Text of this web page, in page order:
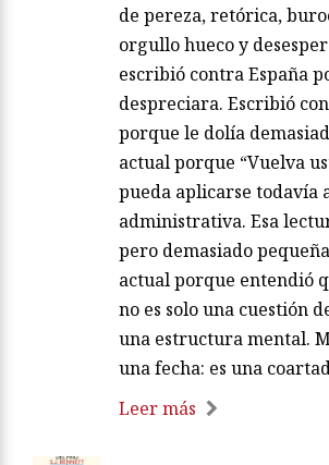
de pereza, retórica,
orgullo hueco y
escribió contra España
despreciara. Escribió
porque le dolía
actual porque “Vuelva
pueda aplicarse todavía
administrativa. Esa
pero demasiado
actual porque entendió
no es solo una cuestión
una estructura mental.
una fecha: es una
Leer más